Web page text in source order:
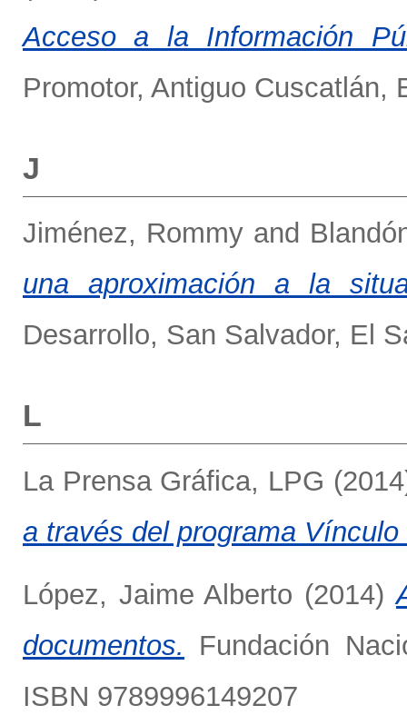
Acceso a la Información
Promotor, Antiguo Cuscatlán,
J
Jiménez, Rommy and
una aproximación a la
Desarrollo, San Salvador, El
L
La Prensa Gráfica, LPG
a través del programa Vínculo
López, Jaime Alberto (2014)
documentos.
Fundación
ISBN 9789996149207